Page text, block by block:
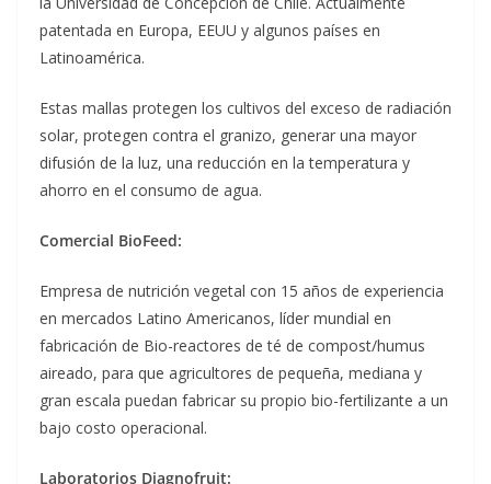
patentada en Europa, EEUU y algunos países en
Latinoamérica.
Estas mallas protegen los cultivos del exceso de radiación
solar, protegen contra el granizo, generar una mayor
difusión de la luz, una reducción en la temperatura y
ahorro en el consumo de agua.
Comercial BioFeed:
Empresa de nutrición vegetal con 15 años de experiencia
en mercados Latino Americanos, líder mundial en
fabricación de Bio-reactores de té de compost/humus
aireado, para que agricultores de pequeña, mediana y
gran escala puedan fabricar su propio bio-fertilizante a un
bajo costo operacional.
Laboratorios Diagnofruit: